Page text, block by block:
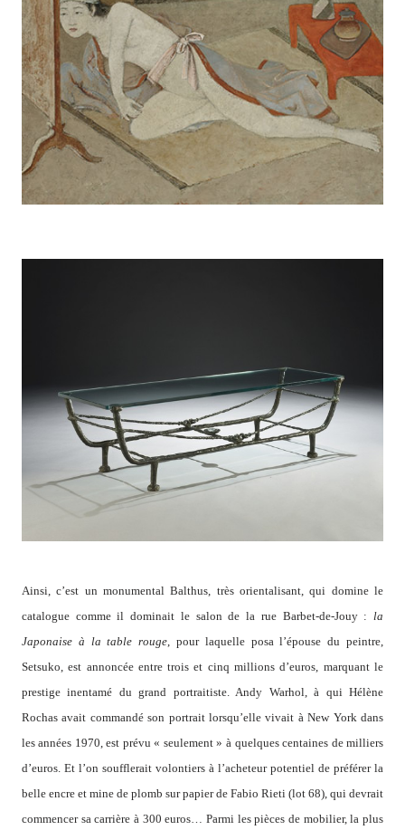
Ainsi, c’est un monumental Balthus, très orientalisant, qui domine le
catalogue comme il dominait le salon de la rue Barbet-de-Jouy : la
Japonaise à la table rouge , pour laquelle posa l’épouse du peintre,
Setsuko, est annoncée entre trois et cinq millions d’euros, marquant le
prestige inentamé du grand portraitiste. Andy Warhol, à qui Hélène
Rochas avait commandé son portrait lorsqu’elle vivait à New York dans
les années 1970, est prévu « seulement » à quelques centaines de milliers
d’euros. Et l’on soufflerait volontiers à l’acheteur potentiel de préférer la
belle encre et mine de plomb sur papier de Fabio Rieti (lot 68), qui devrait
commencer sa carrière à 300 euros… Parmi les pièces de mobilier, la plus